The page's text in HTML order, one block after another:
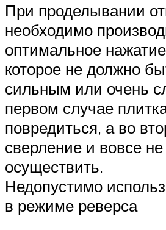
При проделывании
необходимо
оптимальное
которое не должно
сильным или очень
первом случае
повредиться, а во
сверление и вовсе
осуществить.
Недопустимо
в режиме реверса